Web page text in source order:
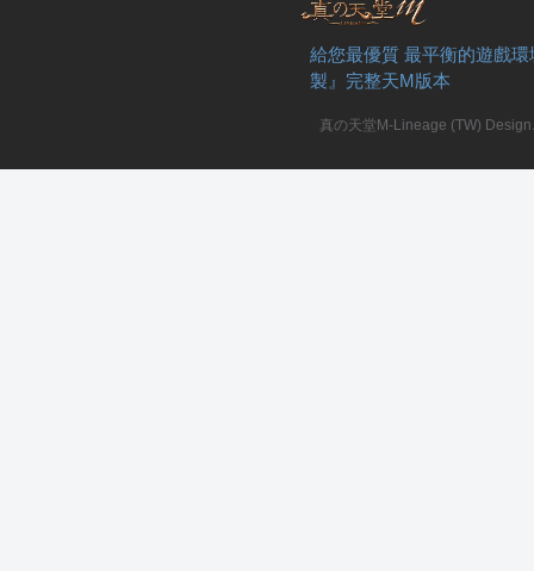
給您最優質 最平衡的遊戲
製』完整天M版本
真の天堂M-Lineage (TW)